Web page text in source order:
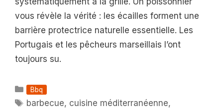
vous révèle la vérité : les écailles forment une
barrière protectrice naturelle essentielle. Les
Portugais et les pêcheurs marseillais l’ont
toujours su.
Catégories
Bbq
Étiquettes
barbecue, cuisine méditerranéenne,